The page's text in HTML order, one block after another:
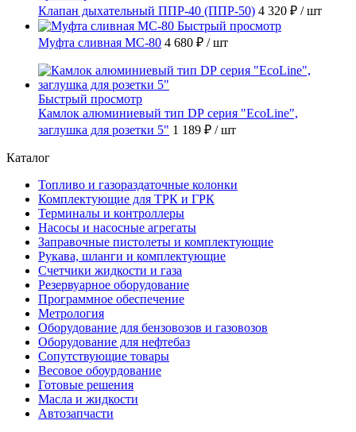
Клапан дыхательный ППР-40 (ППР-50) 4 320 ₽ / шт
Быстрый просмотр
Муфта сливная МС-80 4 680 ₽ / шт
Быстрый просмотр
Камлок алюминиевый тип DР серия "EcoLine",
заглушка для розетки 5" 1 189 ₽ / шт
Каталог
Топливо и газораздаточные колонки
Комплектующие для ТРК и ГРК
Терминалы и контроллеры
Насосы и насосные агрегаты
Заправочные пистолеты и комплектующие
Рукава, шланги и комплектующие
Счетчики жидкости и газа
Резервуарное оборудование
Программное обеспечение
Метрология
Оборудование для бензовозов и газовозов
Оборудование для нефтебаз
Сопутствующие товары
Весовое обоурдование
Готовые решения
Масла и жидкости
Автозапчасти